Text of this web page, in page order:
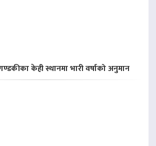
केही स्थानमा भारी वर्षाको अनुमान